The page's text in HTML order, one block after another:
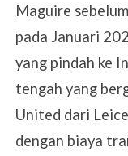
Maguire
pada Januari
yang pindah ke
tengah yang
United dari
dengan biaya